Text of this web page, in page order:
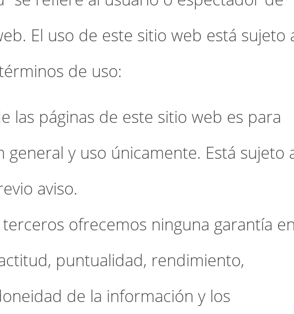
El uso de este sitio web está sujeto
de uso:
las páginas de este sitio web es para
general y uso únicamente. Está sujeto
aviso.
ofrecemos ninguna garantía
puntualidad, rendimiento,
de la información y los